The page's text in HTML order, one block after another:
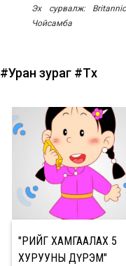
Эх сурвалж:
Чойсамба
#Уран зураг #Түүх
"ӨӨРИЙГӨӨ ХАМГААЛАХ 5
ХУРУУНЫ ДҮРЭМ"